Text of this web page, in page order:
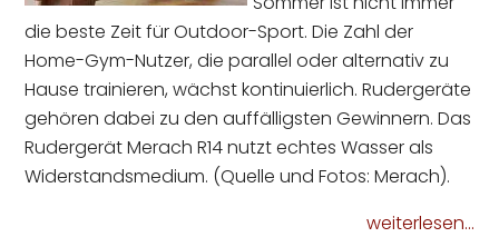
die beste Zeit für Outdoor-Sport. Die Zahl der
Home-Gym-Nutzer, die parallel oder alternativ zu
Hause trainieren, wächst kontinuierlich. Rudergeräte
gehören dabei zu den auffälligsten Gewinnern. Das
Rudergerät Merach R14 nutzt echtes Wasser als
Widerstandsmedium. (Quelle und Fotos: Merach).
weiterlesen...